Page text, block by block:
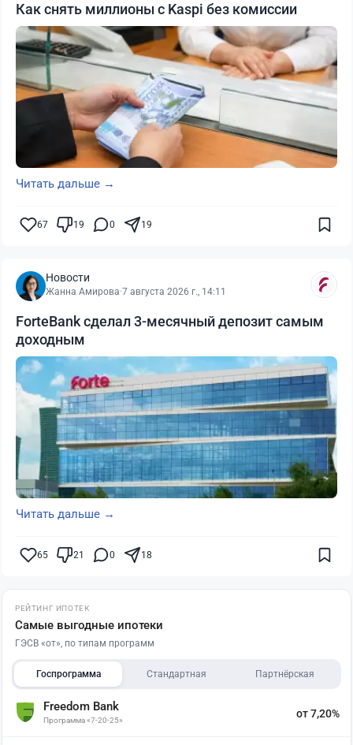
Как снять миллионы с Kaspi без комиссии
Читать дальше →
67 19 0 19
Новости
Жанна Амирова·7 августа 2026 г., 14:11
ForteBank сделал 3-месячный депозит самым
доходным
Читать дальше →
65 21 0 18
РЕЙТИНГ ИПОТЕК
Самые выгодные ипотеки
ГЭСВ «от», по типам программ
Госпрограмма Стандартная Партнёрская
Freedom Bank
Программа «7-20-25»
от 7,20%